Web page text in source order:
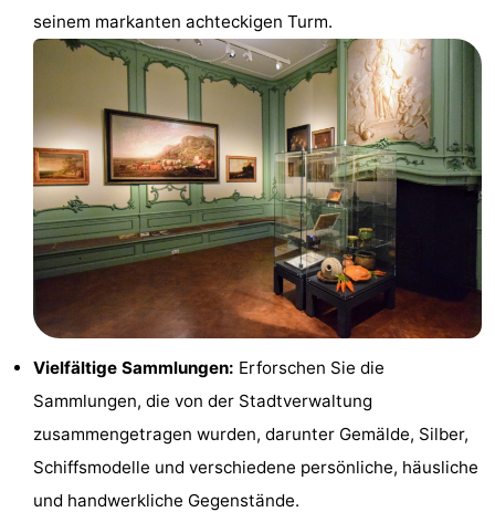
Hof
Haamstede
Schouwse
Haert
Wijde
Blick
Zeeland
Village
Zeeuwse
Kust
Zonnedorp
Hof
van
Haamstede
Hotels
Zimmer
(mit
Frühstück)
Lastminutes
Strand
seinem markanten achteckigen Turm.
Vielfältige Sammlungen: Erforschen Sie die
Sammlungen, die von der Stadtverwaltung
zusammengetragen wurden, darunter Gemälde, Silber,
Schiffsmodelle und verschiedene persönliche, häusliche
und handwerkliche Gegenstände.